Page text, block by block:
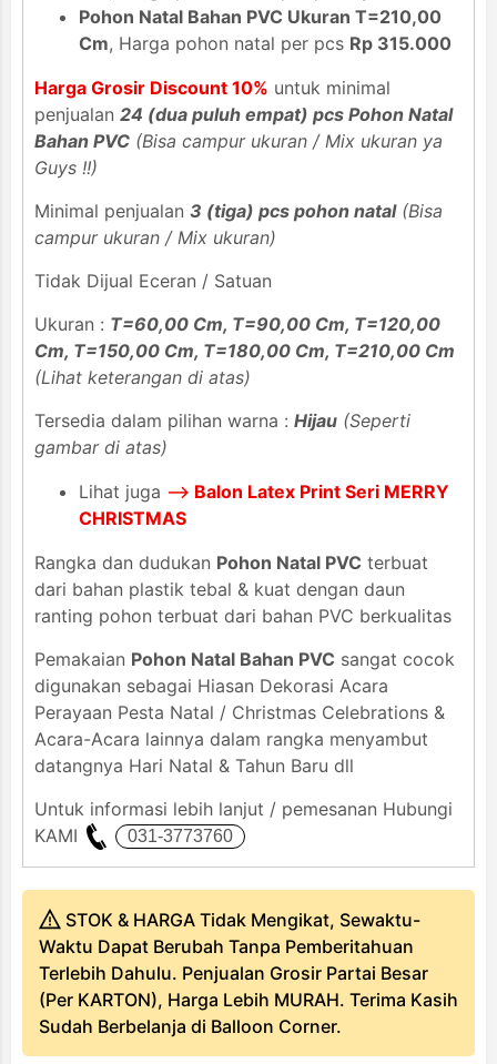
Pohon Natal Bahan PVC Ukuran T=210,00
Cm, Harga pohon natal per pcs Rp 315.000
Harga Grosir Discount 10% untuk minimal
penjualan 24 (dua puluh empat) pcs Pohon Natal
Bahan PVC (Bisa campur ukuran / Mix ukuran ya
Guys !!)
Minimal penjualan 3 (tiga) pcs pohon natal(Bisa
campur ukuran / Mix ukuran)
Tidak Dijual Eceran / Satuan
Ukuran : T=60,00 Cm, T=90,00 Cm, T=120,00
Cm, T=150,00 Cm, T=180,00 Cm, T=210,00 Cm
(Lihat keterangan di atas)
Tersedia dalam pilihan warna : Hijau (Seperti
gambar di atas)
Lihat juga --> Balon Latex Print Seri MERRY
CHRISTMAS
Rangka dan dudukan Pohon Natal PVC terbuat
dari bahan plastik tebal & kuat dengan daun
ranting pohon terbuat dari bahan PVC berkualitas
Pemakaian Pohon Natal Bahan PVC sangat cocok
digunakan sebagai Hiasan Dekorasi Acara
Perayaan Pesta Natal / Christmas Celebrations &
Acara-Acara lainnya dalam rangka menyambut
datangnya Hari Natal & Tahun Baru dll
Untuk informasi lebih lanjut / pemesanan Hubungi
KAMI
STOK & HARGA Tidak Mengikat, Sewaktu-
Waktu Dapat Berubah Tanpa Pemberitahuan
Terlebih Dahulu. Penjualan Grosir Partai Besar
(Per KARTON), Harga Lebih MURAH. Terima Kasih
Sudah Berbelanja di Balloon Corner.